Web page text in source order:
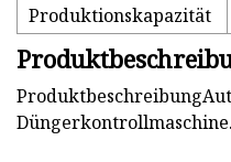
Produktionskapazität